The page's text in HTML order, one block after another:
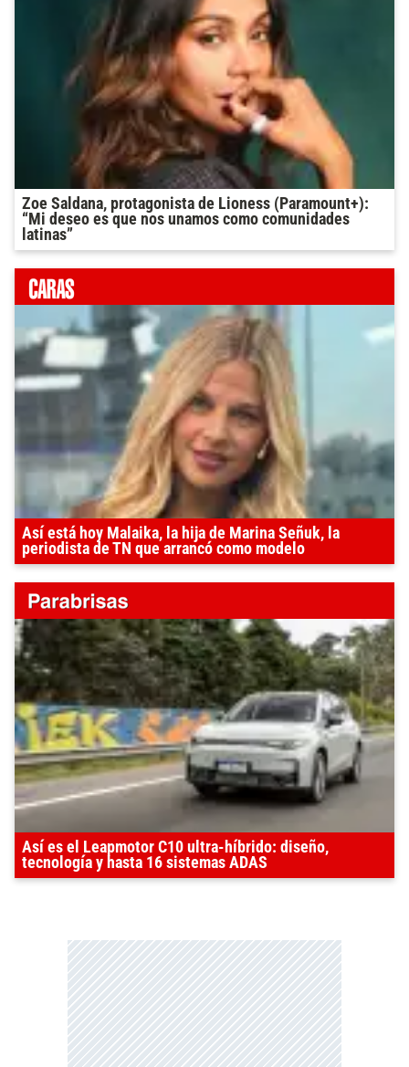
Zoe Saldana, protagonista de Lioness (Paramount+):
“Mi deseo es que nos unamos como comunidades
latinas”
Así está hoy Malaika, la hija de Marina Señuk, la
periodista de TN que arrancó como modelo
Así es el Leapmotor C10 ultra-híbrido: diseño,
tecnología y hasta 16 sistemas ADAS